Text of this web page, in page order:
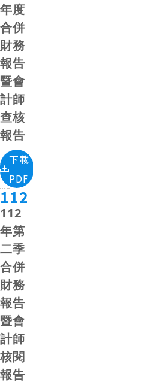
年度
合併
財務
報告
暨會
計師
查核
報告
下載
PDF
112
112
年第
二季
合併
財務
報告
暨會
計師
核閱
報告